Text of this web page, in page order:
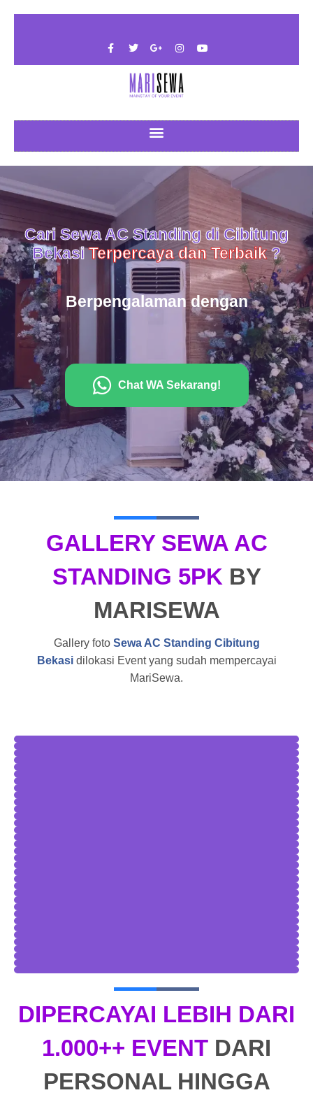
Cari Sewa AC Standing di Cibitung
Bekasi Terpercaya dan Terbaik ?
Berpengalaman dengan
Chat WA Sekarang!
GALLERY SEWA AC
STANDING 5PK BY
MARISEWA
Gallery foto Sewa AC Standing Cibitung
Bekasidilokasi Event yang sudah mempercayai
MariSewa.
DIPERCAYAI LEBIH DARI
1.000++ EVENT DARI
PERSONAL HINGGA